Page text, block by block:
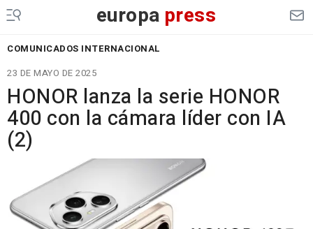
europa press
COMUNICADOS INTERNACIONAL
23 DE MAYO DE 2025
HONOR lanza la serie HONOR
400 con la cámara líder con IA
(2)